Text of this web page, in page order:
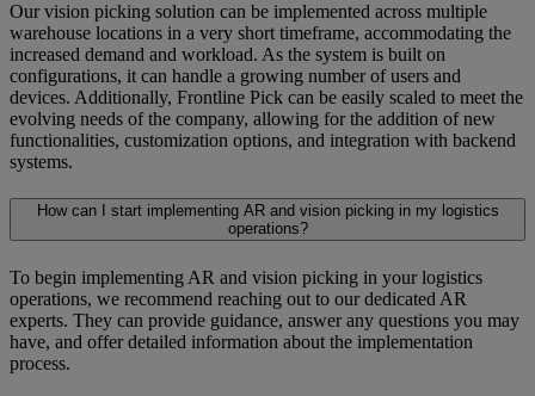
Our vision picking solution can be implemented across multiple
warehouse locations in a very short timeframe, accommodating the
increased demand and workload. As the system is built on
configurations, it can handle a growing number of users and
devices. Additionally, Frontline Pick can be easily scaled to meet the
evolving needs of the company, allowing for the addition of new
functionalities, customization options, and integration with backend
systems.
How can I start implementing AR and vision picking in my logistics
operations?
To begin implementing AR and vision picking in your logistics
operations, we recommend reaching out to our dedicated AR
experts. They can provide guidance, answer any questions you may
have, and offer detailed information about the implementation
process.